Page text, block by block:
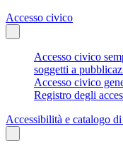
Accesso civico
Accesso civico
soggetti a
Accesso civico
Registro degli
Accessibilità e catalogo